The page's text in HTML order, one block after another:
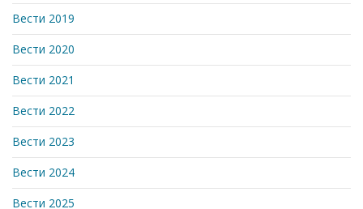
Вести 2019
Вести 2020
Вести 2021
Вести 2022
Вести 2023
Вести 2024
Вести 2025